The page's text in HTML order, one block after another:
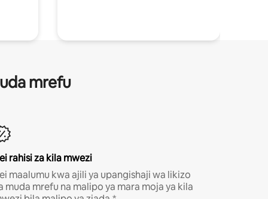
mrefu
rahisi za kila mwezi
maalumu kwa ajili ya upangishaji wa likizo
muda mrefu na malipo ya mara moja ya kila